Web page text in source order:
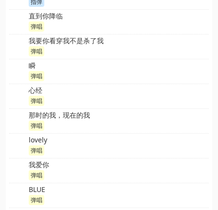
直到你降临
弹唱
我要你看穿我不是杀了我
弹唱
瞬
弹唱
心经
弹唱
那时的我，现在的我
弹唱
lovely
弹唱
我爱你
弹唱
BLUE
弹唱